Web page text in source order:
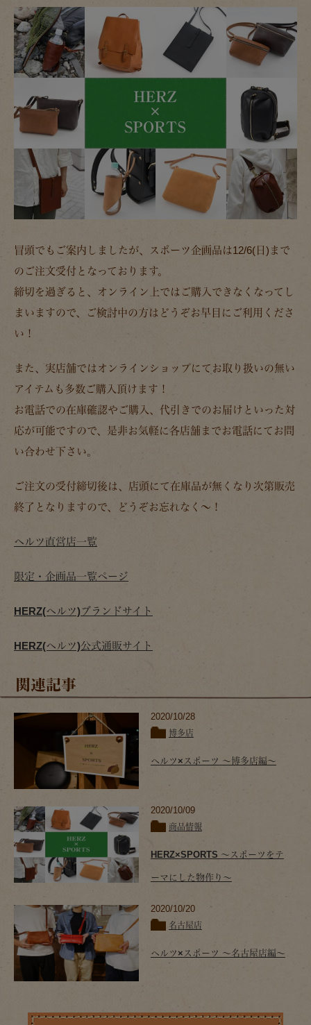
冒頭でもご案内しましたが、スポーツ企画品は12/6(日)まで
のご注文受付となっております。
締切を過ぎると、オンライン上ではご購入できなくなってし
まいますので、ご検討中の方はどうぞお早目にご利用くださ
い！
また、実店舗ではオンラインショップにてお取り扱いの無い
アイテムも多数ご購入頂けます！
お電話での在庫確認やご購入、代引きでのお届けといった対
応が可能ですので、是非お気軽に各店舗までお電話にてお問
い合わせ下さい。
ご注文の受付締切後は、店頭にて在庫品が無くなり次第販売
終了となりますので、どうぞお忘れなく～！
ヘルツ直営店一覧
限定・企画品一覧ページ
HERZ(ヘルツ)ブランドサイト
HERZ(ヘルツ)公式通販サイト
関連記事
2020/10/28
博多店
ヘルツ×スポーツ ～博多店編～
2020/10/09
商品情報
HERZ×SPORTS ～スポーツをテ
ーマにした物作り～
2020/10/20
名古屋店
ヘルツ×スポーツ ～名古屋店編～